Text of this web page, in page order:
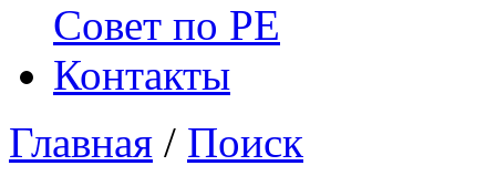
Совет по РЕ
Контакты
Главная / Поиск